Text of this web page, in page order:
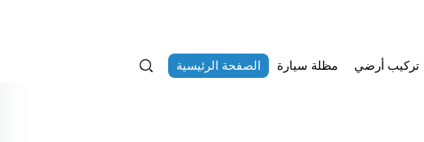
الصفحة الرئيسية مظلة سيارة تركيب أرضي